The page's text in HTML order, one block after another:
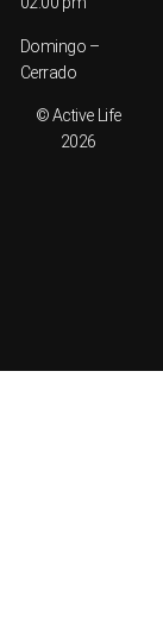
Domingo –
Cerrado
© Active Life
2026